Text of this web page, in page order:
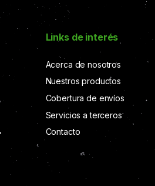
Links de interés
Acerca de nosotros
Nuestros productos
Cobertura de envíos
Servicios a terceros
Contacto